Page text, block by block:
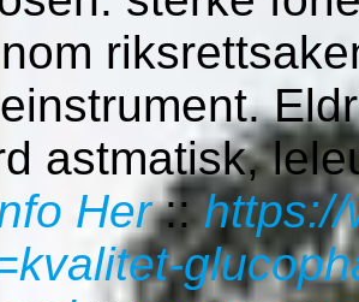
astmatisk,
Her::https://